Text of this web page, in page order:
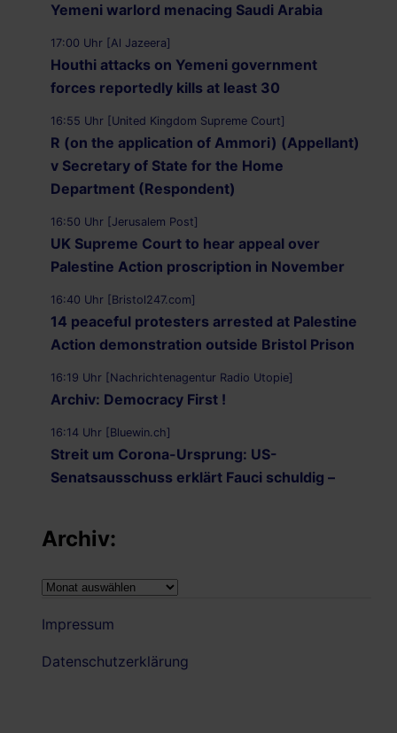
Yemeni warlord menacing Saudi Arabia
17:00 Uhr [Al Jazeera]
Houthi attacks on Yemeni government
forces reportedly kills at least 30
16:55 Uhr [United Kingdom Supreme Court]
R (on the application of Ammori) (Appellant)
v Secretary of State for the Home
Department (Respondent)
16:50 Uhr [Jerusalem Post]
UK Supreme Court to hear appeal over
Palestine Action proscription in November
16:40 Uhr [Bristol247.com]
14 peaceful protesters arrested at Palestine
Action demonstration outside Bristol Prison
16:19 Uhr [Nachrichtenagentur Radio Utopie]
Archiv: Democracy First !
16:14 Uhr [Bluewin.ch]
Streit um Corona-Ursprung: US-
Senatsausschuss erklärt Fauci schuldig –
16:11 Uhr [CNN]
of Congress
Utopie]
Nachrichtenagentur Radio Utopie
Archiv:
Archiv:
Impressum
Datenschutzerklärung